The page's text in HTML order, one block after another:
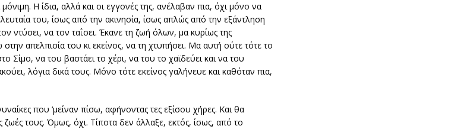
Η ίδια, αλλά και οι εγγονές της, ανέλαβαν πια, όχι μόνο να
του, ίσως από την ακινησία, ίσως απλώς από την εξάντληση
ντύσει, να τον ταΐσει. Έκανε τη ζωή όλων, μα κυρίως της
απελπισία του κι εκείνος, να τη χτυπήσει. Μα αυτή ούτε τότε το
Σίμο, να του βαστάει το χέρι, να του το χαϊδεύει και να του
λόγια δικά τους. Μόνο τότε εκείνος γαλήνευε και καθόταν πια,
που ‘μείναν πίσω, αφήνοντας τες εξίσου χήρες. Και θα
ζωές τους. Όμως, όχι. Τίποτα δεν άλλαξε, εκτός, ίσως, από το